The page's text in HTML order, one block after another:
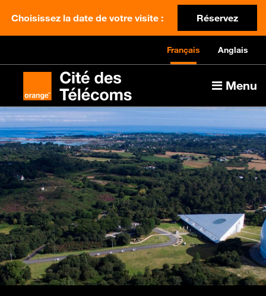
Choisissez la date de votre visite : Réservez
Français Anglais
Menu